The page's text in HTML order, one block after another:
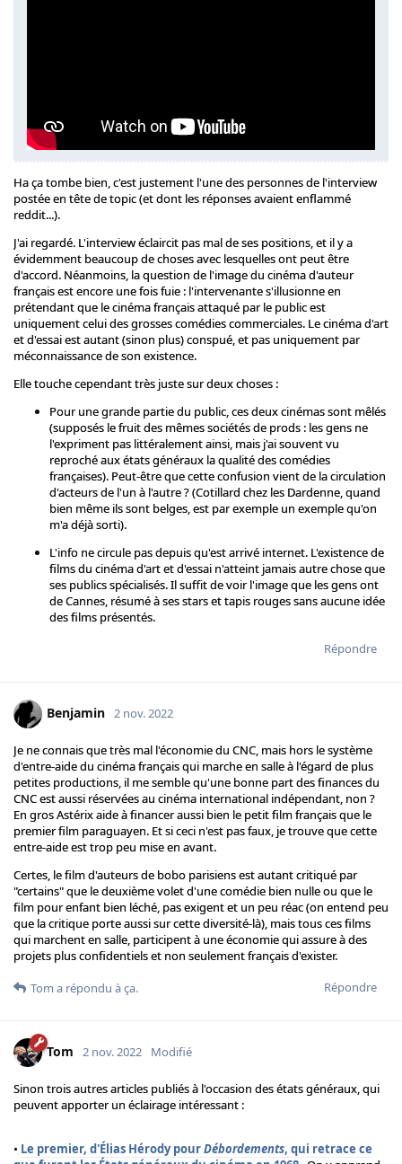
Ha ça tombe bien, c'est justement l'une des personnes de l'interview
postée en tête de topic (et dont les réponses avaient enflammé
reddit...).
J'ai regardé. L'interview éclaircit pas mal de ses positions, et il y a
évidemment beaucoup de choses avec lesquelles ont peut être
d'accord. Néanmoins, la question de l'image du cinéma d'auteur
français est encore une fois fuie : l'intervenante s'illusionne en
prétendant que le cinéma français attaqué par le public est
uniquement celui des grosses comédies commerciales. Le cinéma d'art
et d'essai est autant (sinon plus) conspué, et pas uniquement par
méconnaissance de son existence.
Elle touche cependant très juste sur deux choses :
Pour une grande partie du public, ces deux cinémas sont mêlés
(supposés le fruit des mêmes sociétés de prods : les gens ne
l'expriment pas littéralement ainsi, mais j'ai souvent vu
reproché aux états généraux la qualité des comédies
françaises). Peut-être que cette confusion vient de la circulation
d'acteurs de l'un à l'autre ? (Cotillard chez les Dardenne, quand
bien même ils sont belges, est par exemple un exemple qu'on
m'a déjà sorti).
L'info ne circule pas depuis qu'est arrivé internet. L'existence de
films du cinéma d'art et d'essai n'atteint jamais autre chose que
ses publics spécialisés. Il suffit de voir l'image que les gens ont
de Cannes, résumé à ses stars et tapis rouges sans aucune idée
des films présentés.
Répondre
Benjamin 2 nov. 2022
Je ne connais que très mal l'économie du CNC, mais hors le système
d'entre-aide du cinéma français qui marche en salle à l'égard de plus
petites productions, il me semble qu'une bonne part des finances du
CNC est aussi réservées au cinéma international indépendant, non ?
En gros Astérix aide à financer aussi bien le petit film français que le
premier film paraguayen. Et si ceci n'est pas faux, je trouve que cette
entre-aide est trop peu mise en avant.
Certes, le film d'auteurs de bobo parisiens est autant critiqué par
"certains" que le deuxième volet d'une comédie bien nulle ou que le
film pour enfant bien léché, pas exigent et un peu réac (on entend peu
que la critique porte aussi sur cette diversité-là), mais tous ces films
qui marchent en salle, participent à une économie qui assure à des
projets plus confidentiels et non seulement français d'exister.
Répondre
Tom a répondu à ça.
Tom 2 nov. 2022 Modifié
Sinon trois autres articles publiés à l'occasion des états généraux, qui
peuvent apporter un éclairage intéressant :
• Le premier, d'Élias Hérody pourDébordements, qui retrace ce